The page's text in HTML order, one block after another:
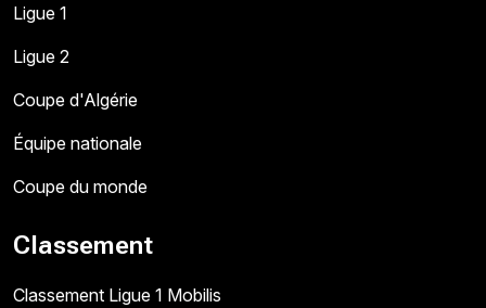
Ligue 1
Ligue 2
Coupe d'Algérie
Équipe nationale
Coupe du monde
Classement
Classement Ligue 1 Mobilis